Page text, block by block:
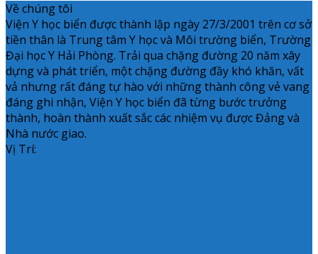
Về chúng tôi
Viện Y học biển được thành lập ngày 27/3/2001 trên cơ sở
tiền thân là Trung tâm Y học và Môi trường biển, Trường
Đại học Y Hải Phòng. Trải qua chặng đường 20 năm xây
dựng và phát triển, một chặng đường đầy khó khăn, vất
vả nhưng rất đáng tự hào với những thành công vẻ vang
đáng ghi nhận, Viện Y học biển đã từng bước trưởng
thành, hoàn thành xuất sắc các nhiệm vụ được Đảng và
Nhà nước giao.
Vị Trí: